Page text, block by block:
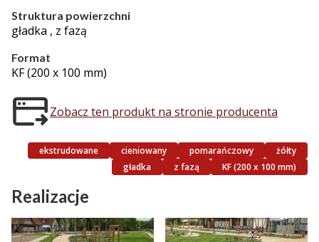
Realizacje
Struktura powierzchni
gładka , z fazą
Format
KF (200 x 100 mm)
Zobacz ten produkt na stronie producenta
ekstrudowane cieniowany pomarańczowy
żółty
gładka
z fazą KF (200 x 100 mm)